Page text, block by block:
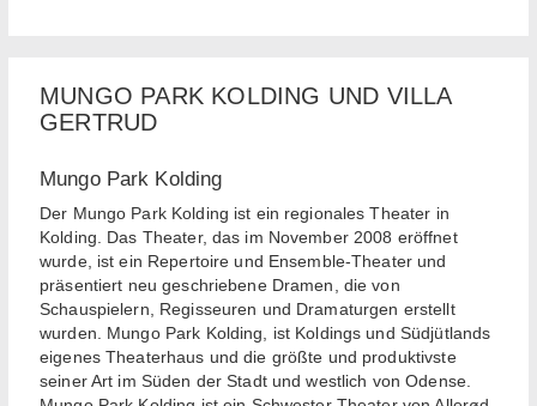
MUNGO PARK KOLDING UND VILLA
GERTRUD
Mungo Park Kolding
Der Mungo Park Kolding ist ein regionales Theater in
Kolding. Das Theater, das im November 2008 eröffnet
wurde, ist ein Repertoire und Ensemble-Theater und
präsentiert neu geschriebene Dramen, die von
Schauspielern, Regisseuren und Dramaturgen erstellt
wurden. Mungo Park Kolding, ist Koldings und Südjütlands
eigenes Theaterhaus und die größte und produktivste
seiner Art im Süden der Stadt und westlich von Odense.